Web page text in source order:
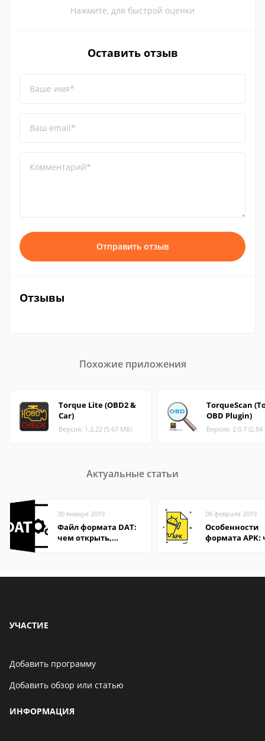
Нажмите, для быстрой оценки
Оставить отзыв
Ваше имя*
Ваш email*
Комментарий*
Отправить отзыв
Отзывы
Похожие приложения
Torque Lite (OBD2 &
Car)
Версия: 1.2.22 (5.67 МБ)
TorqueScan
OBD Plugin)
Версия: 2.0.7
Актуальные статьи
30 января 2019
Файл формата DAT:
чем открыть,
08 февраля 2019
Особенности
формата APK:
УЧАСТИЕ
Добавить программу
Добавить обзор или статью
ИНФОРМАЦИЯ